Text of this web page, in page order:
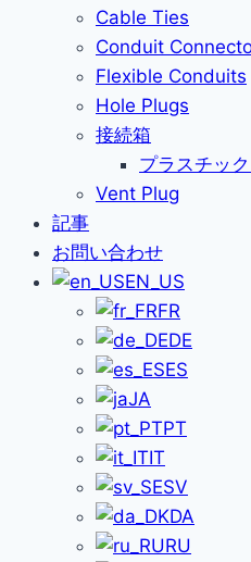
Cable Ties
Conduit
Flexible Conduits
Hole Plugs
接続箱
プラスチッ
Vent Plug
記事
お問い合わせ
EN_US
FR
DE
ES
JA
PT
IT
SV
DA
RU